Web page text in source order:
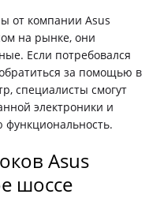
от компании Asus
на рынке, они
Если потребовался
за помощью в
специалисты смогут
электроники и
Asus
шоссе